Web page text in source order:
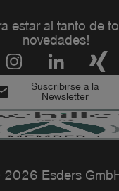
estar al tanto de
novedades!
Suscribirse a la
Newsletter
Esders